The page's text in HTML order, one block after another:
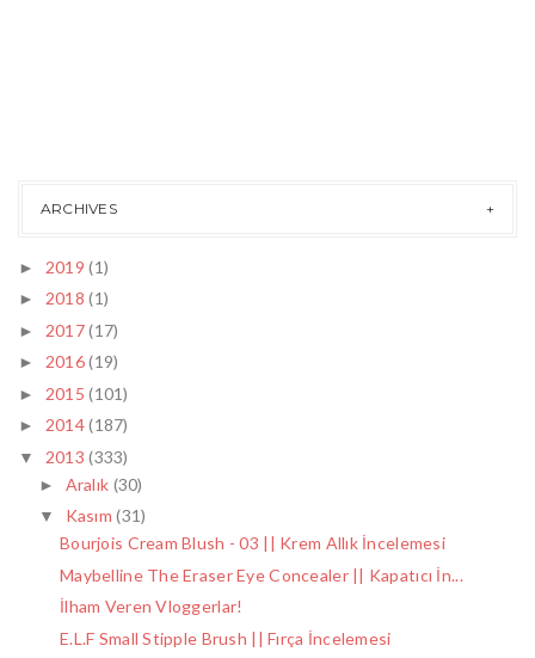
ARCHIVES
► 2019(1)
► 2018(1)
► 2017(17)
► 2016(19)
► 2015(101)
► 2014(187)
▼ 2013(333)
► Aralık (30)
▼ Kasım(31)
Bourjois Cream Blush - 03 || Krem Allık İncelemesi
Maybelline The Eraser Eye Concealer || Kapatıcı İn...
İlham Veren Vloggerlar!
E.L.F Small Stipple Brush || Fırça İncelemesi